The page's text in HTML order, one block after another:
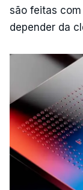
são feitas
depender da